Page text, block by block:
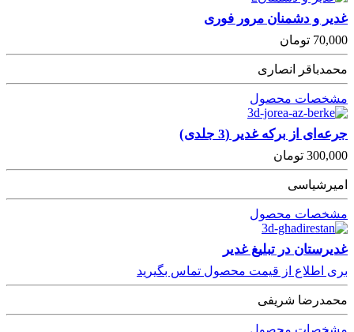
غدیر و دشمنان مرور فوری
70,000 تومان
محمدباقر انصاری
مشخصات محصول
جرعه‌ای از برکه غدیر (3 جلدی)
300,000 تومان
امیرشیاسی
مشخصات محصول
غدیرستان در تبلیغ غدیر
بری اطلاع از قیمت محصول تماس بگیرید
محمدرضا شریفی